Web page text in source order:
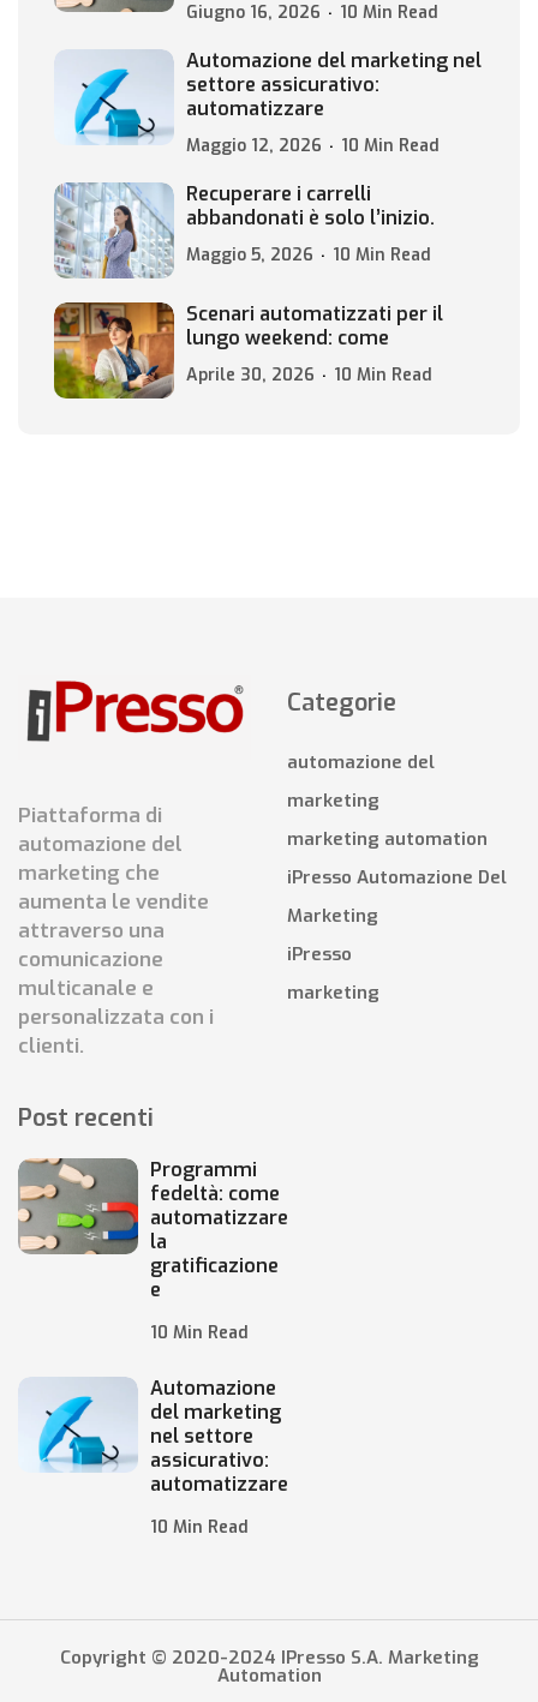
Giugno 16, 2026 10 Min Read
Automazione del marketing nel
settore assicurativo:
automatizzare
Maggio 12, 2026 10 Min Read
Recuperare i carrelli
abbandonati è solo l’inizio.
Maggio 5, 2026 10 Min Read
Scenari automatizzati per il
lungo weekend: come
Aprile 30, 2026 10 Min Read
Piattaforma di
automazione del
marketing che
aumenta le vendite
attraverso una
comunicazione
multicanale e
personalizzata con i
clienti.
Categorie
automazione del
marketing
marketing automation
iPresso Automazione Del
Marketing
iPresso
marketing
Post recenti
Programmi
fedeltà: come
automatizzare
la
gratificazione
e
10 Min Read
Automazione
del marketing
nel settore
assicurativo:
automatizzare
10 Min Read
Copyright © 2020-2024 IPresso S.A. Marketing
Automation